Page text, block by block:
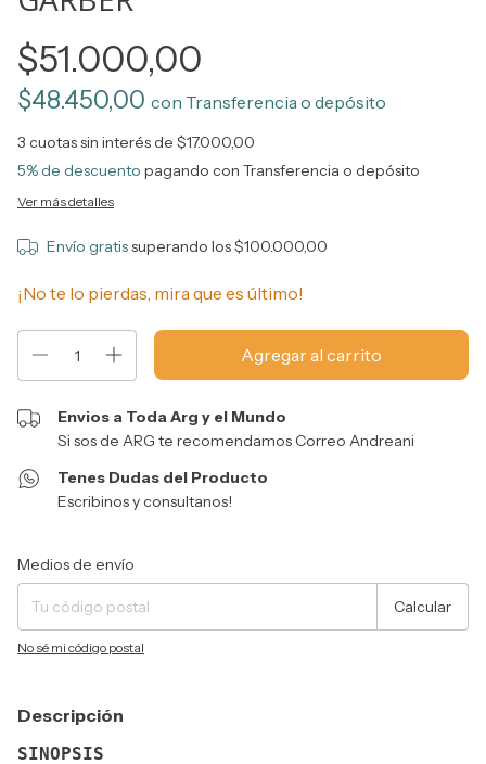
$51.000,00
$48.450,00 con Transferencia o depósito
3 cuotas sin interés de $17.000,00
5% de descuento pagando con Transferencia o depósito
Ver más detalles
Envío gratissuperando los$100.000,00
¡No te lo pierdas, mira que es último!
Envios a Toda Arg y el Mundo
Si sos de ARG te recomendamos Correo Andreani
Tenes Dudas del Producto
Escribinos y consultanos!
Entregas para el CP:
Medios de envío
Calcular
No sé mi código postal
Descripción
SINOPSIS